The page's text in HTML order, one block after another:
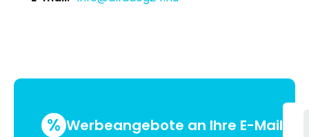
% Werbeangebote an Ihre E-Mail